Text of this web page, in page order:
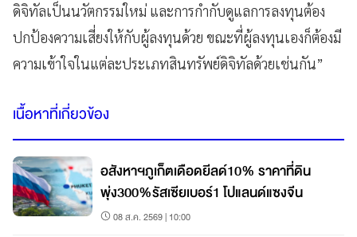
ดิจิทัลเป็นนวัตกรรมใหม่ และการกำกับดูแลการลงทุนต้อง
ปกป้องความเสี่ยงให้กับผู้ลงทุนด้วย ขณะที่ผู้ลงทุนเองก็ต้องมี
ความเข้าใจในแต่ละประเภทสินทรัพย์ดิจิทัลด้วยเช่นกัน”
เนื้อหาที่เกี่ยวข้อง
อสังหาฯภูเก็ตเดือดยีลด์10% ราคาที่ดิน
พุ่ง300%รัสเซียเบอร์1 โปแลนด์แซงจีน
08 ส.ค. 2569 | 10:00